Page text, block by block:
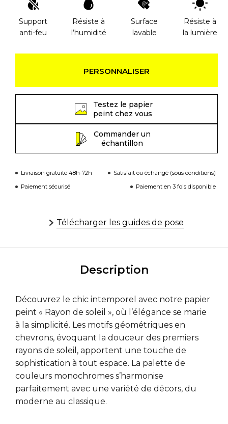
Support
anti-feu
Résiste à
l’humidité
Surface
lavable
Résiste à
la lumière
PERSONNALISER
Testez le papier
peint chez vous
Commander un
échantillon
Livraison gratuite 48h-72h
Satisfait ou échangé (sous conditions)
Paiement sécurisé
Paiement en 3 fois disponible
Télécharger les guides de pose
Description
Découvrez le chic intemporel avec notre papier
peint « Rayon de soleil », où l’élégance se marie
à la simplicité. Les motifs géométriques en
chevrons, évoquant la douceur des premiers
rayons de soleil, apportent une touche de
sophistication à tout espace. La palette de
couleurs monochromes s’harmonise
parfaitement avec une variété de décors, du
moderne au classique.